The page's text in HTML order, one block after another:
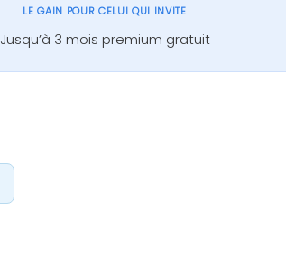
LE GAIN POUR CELUI QUI INVITE
Jusqu’à 3 mois premium gratuit